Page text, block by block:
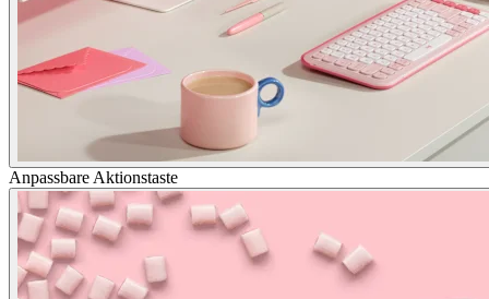
Anpassbare Aktionstaste